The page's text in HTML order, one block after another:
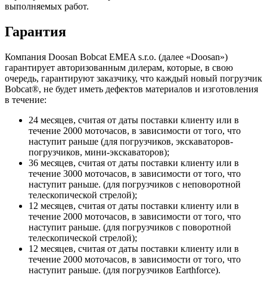
выполняемых работ.
Гарантия
Компания Doosan Bobcat EMEA s.r.o. (далее «Doosan»)
гарантирует авторизованным дилерам, которые, в свою
очередь, гарантируют заказчику, что каждый новый погрузчик
Bobcat®, не будет иметь дефектов материалов и изготовления
в течение:
24 месяцев, считая от даты поставки клиенту или в
течение 2000 моточасов, в зависимости от того, что
наступит раньше (для погрузчиков, экскаваторов-
погрузчиков, мини-экскаваторов);
36 месяцев, считая от даты поставки клиенту или в
течение 3000 моточасов, в зависимости от того, что
наступит раньше. (для погрузчиков с неповоротной
телескопической стрелой);
12 месяцев, считая от даты поставки клиенту или в
течение 2000 моточасов, в зависимости от того, что
наступит раньше. (для погрузчиков с поворотной
телескопической стрелой);
12 месяцев, считая от даты поставки клиенту или в
течение 2000 моточасов, в зависимости от того, что
наступит раньше. (для погрузчиков Earthforce).